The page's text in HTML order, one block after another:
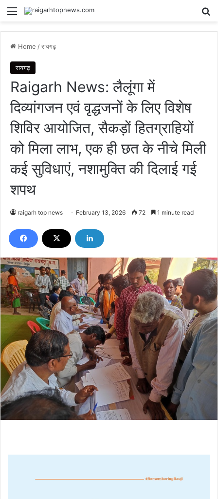
Menu
Home /रायगढ़
रायगढ़
Raigarh News: लैलूंगा में
दिव्यांगजन एवं वृद्धजनों के लिए विशेष
शिविर आयोजित, सैकड़ों हितग्राहियों
को मिला लाभ, एक ही छत के नीचे मिली
कई सुविधाएं, नशामुक्ति की दिलाई गई
शपथ
raigarh top news February 13, 2026 72 1 minute read